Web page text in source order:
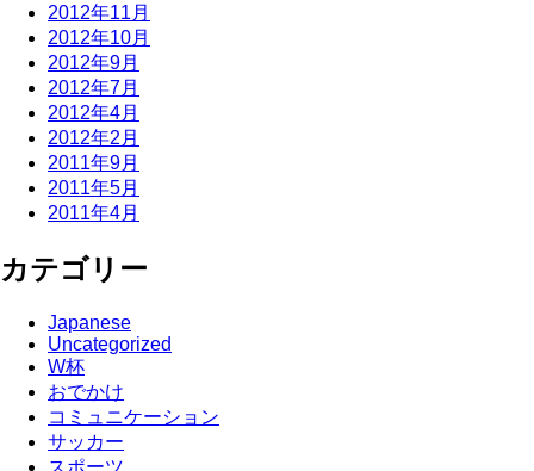
2012年11月
2012年10月
2012年9月
2012年7月
2012年4月
2012年2月
2011年9月
2011年5月
2011年4月
カテゴリー
Japanese
Uncategorized
W杯
おでかけ
コミュニケーション
サッカー
スポーツ